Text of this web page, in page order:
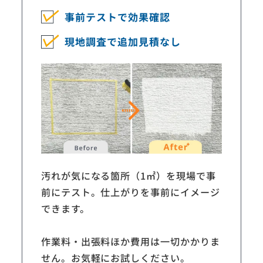
事前テストで効果確認
現地調査で追加見積なし
汚れが気になる箇所（1㎡）を現場で事
前にテスト。仕上がりを事前にイメージ
できます。
作業料・出張料ほか費用は一切かかりま
せん。お気軽にお試しください。